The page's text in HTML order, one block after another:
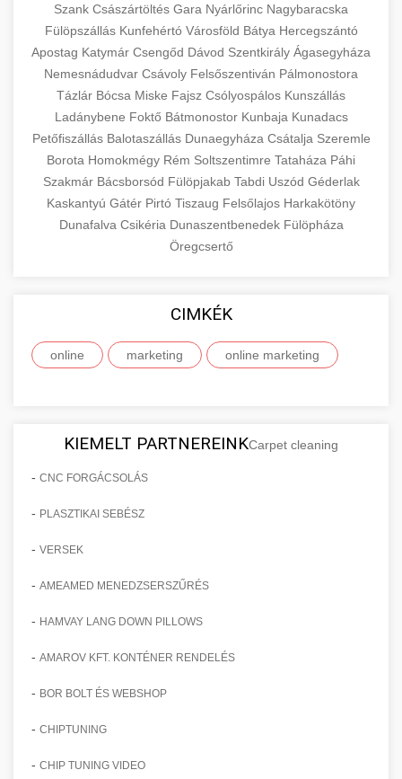
Szank Császártöltés Gara Nyárlőrinc Nagybaracska
Fülöpszállás Kunfehértó Városföld Bátya Hercegszántó
Apostag Katymár Csengőd Dávod Szentkirály Ágasegyháza
Nemesnádudvar Csávoly Felsőszentiván Pálmonostora
Tázlár Bócsa Miske Fajsz Csólyospálos Kunszállás
Ladánybene Foktő Bátmonostor Kunbaja Kunadacs
Petőfiszállás Balotaszállás Dunaegyháza Csátalja Szeremle
Borota Homokmégy Rém Soltszentimre Tataháza Páhi
Szakmár Bácsborsód Fülöpjakab Tabdi Uszód Géderlak
Kaskantyú Gátér Pirtó Tiszaug Felsőlajos Harkakötöny
Dunafalva Csikéria Dunaszentbenedek Fülöpháza
Öregcsertő
CIMKÉK
online marketing online marketing
KIEMELT PARTNEREINKCarpet cleaning
- CNC FORGÁCSOLÁS
- PLASZTIKAI SEBÉSZ
- VERSEK
- AMEAMED MENEDZSERSZŰRÉS
- HAMVAY LANG DOWN PILLOWS
- AMAROV KFT. KONTÉNER RENDELÉS
- BOR BOLT ÉS WEBSHOP
- CHIPTUNING
- CHIP TUNING VIDEO